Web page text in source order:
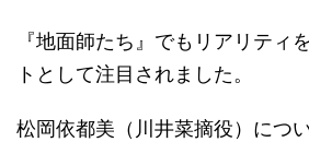
『地面師たち』でもリアリティ
トとして注目されました。
松岡依都美（川井菜摘役）につ